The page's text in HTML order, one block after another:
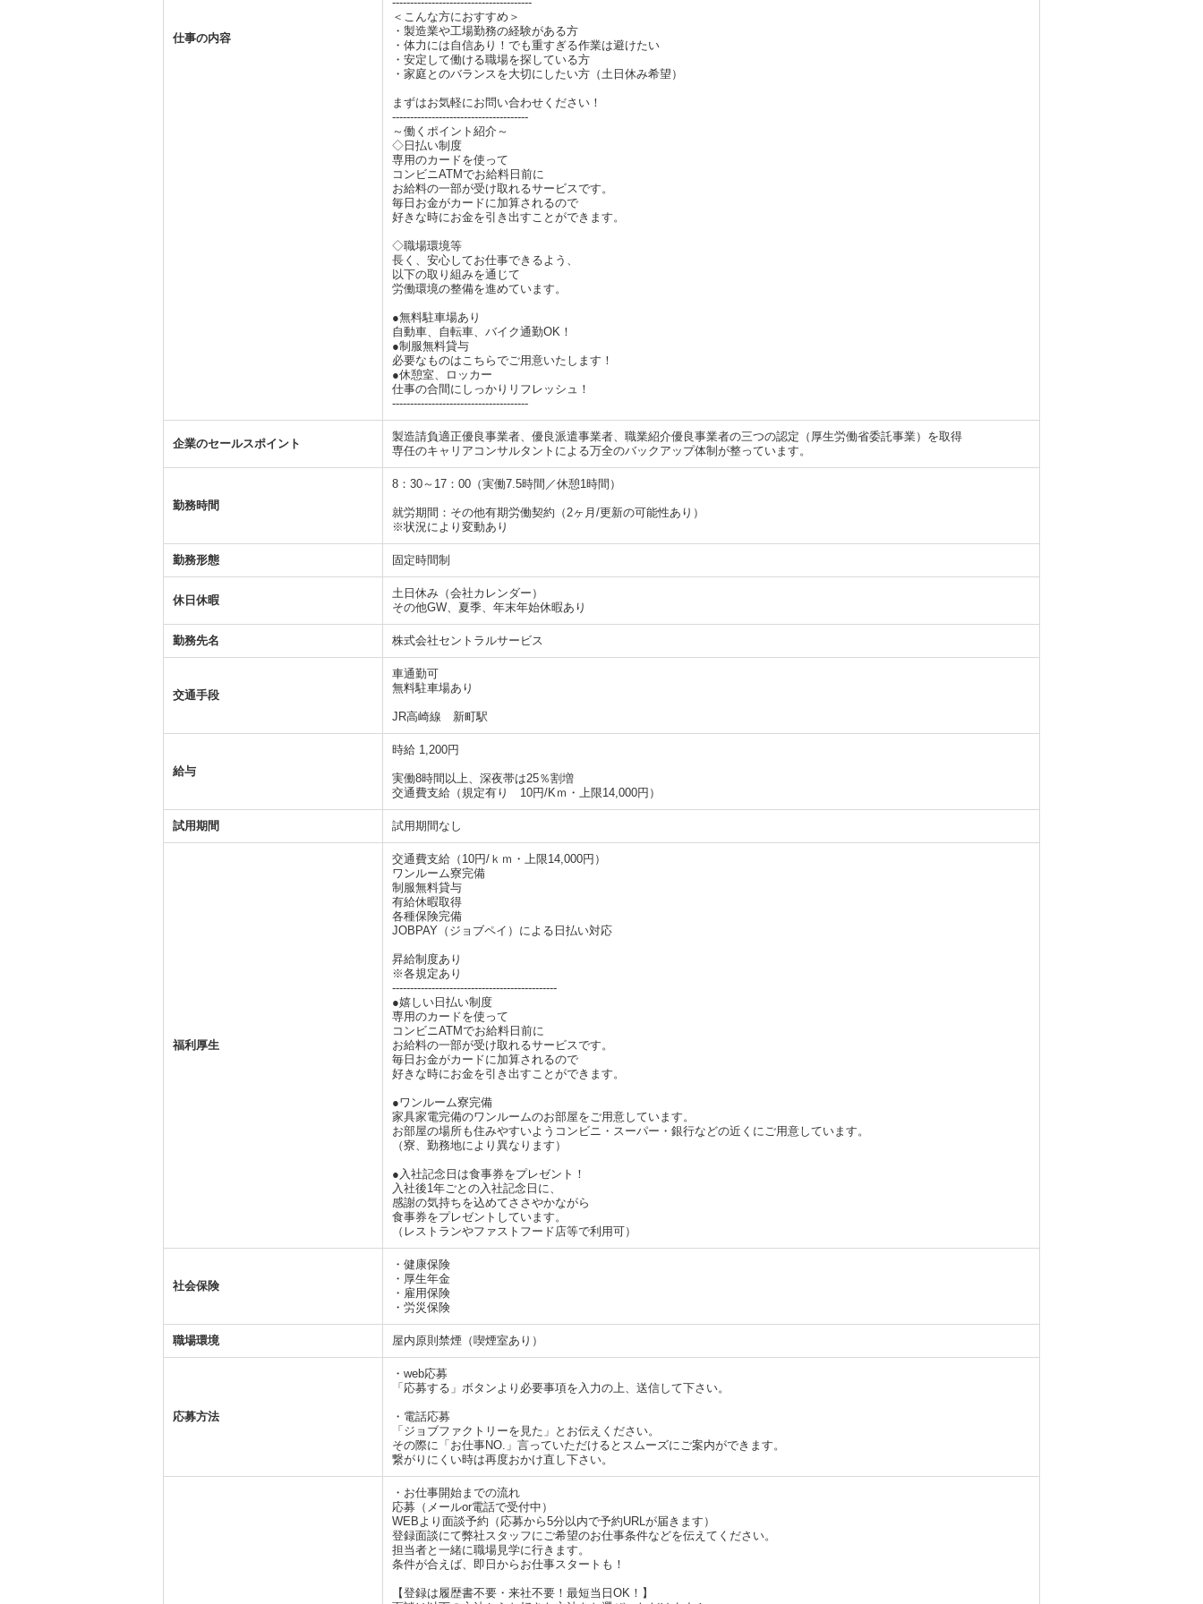
株式会社セントラルサービス
車通勤可
無料駐車場あり
時給 1,200円
実働8時間以上、深夜帯は25％割増
交通費支給（規定有り 10円/Kｍ・上限14,000円）
試用期間なし
福利厚生
ワンルーム寮完備
制服無料貸与
有給休暇取得
各種保険完備
昇給制度あり
※各規定あり
----------------------------------------------
●嬉しい日払い制度
専用のカードを使って
コンビニATMでお給料日前に
お給料の一部が受け取れるサービスです。
毎日お金がカードに加算されるので
好きな時にお金を引き出すことができます。
●ワンルーム寮完備
家具家電完備のワンルームのお部屋をご用意しています。
お部屋の場所も住みやすいようコンビニ・スーパー・銀行などの近くにご用意しています。
（寮、勤務地により異なります）
●入社記念日は食事券をプレゼント！
入社後1年ごとの入社記念日に、
感謝の気持ちを込めてささやかながら
食事券をプレゼントしています。
（レストランやファストフード店等で利用可）
社会保険
・健康保険
・雇用保険
・労災保険
屋内原則禁煙（喫煙室あり）
・web応募
・電話応募
その際に「お仕事NO.」言っていただけるとスムーズにご案内ができます。
繋がりにくい時は再度おかけ直し下さい。
応募について
・お仕事開始までの流れ
応募（メールor電話で受付中）
WEBより面談予約（応募から5分以内で予約URLが届きます）
登録面談にて弊社スタッフにご希望のお仕事条件などを伝えてください。
担当者と一緒に職場見学に行きます。
条件が合えば、即日からお仕事スタートも！
【登録は履歴書不要・来社不要！最短当日OK！】
面談は以下の方法からお好きな方法をお選びいただけます！
※希望のお仕事によっては来社いただく場合もあります。
（本社）
群馬県前橋市古市町210-3
（リモート面接）
自宅でできるWeb面談・電話面談も受付けています。
出張面談も随時開催中！！
お近くの会場をご案内いたします！
まずはお気軽にお問い合わせください！
【現地登録会開催】
日程はお問い合わせください。
本社採用係
応募受付先電話番号：0120-141-338
本社所在地 群馬県前橋市古市町210-3
業種
・人事・人材サービス
・人事コンサルティング
・人材派遣・職業紹介
0272108033
許可番号（人材派遣等）:
一般労働者派遣事業 派10-010014
有料職業紹介 10-ユ-010012
応募する！
登録は履歴書不要・来社不要！最短当日OK！